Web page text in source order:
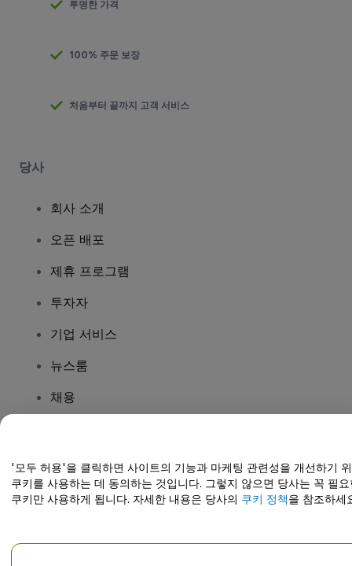
투명한 가격
100% 주문 보장
처음부터 끝까지 고객 서비스
당사
회사 소개
오픈 배포
제휴 프로그램
투자자
기업 서비스
뉴스룸
채용
도움말 센터 / 문의하기
'모두 허용'을 클릭하면 사이트의 기능과 마케팅 관련성을 개선하기
쿠키를 사용하는 데 동의하는 것입니다. 그렇지 않으면 당사는 꼭 필요
쿠키만 사용하게 됩니다. 자세한 내용은 당사의 쿠키 정책을 참조하세